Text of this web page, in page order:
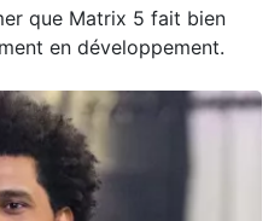
que Matrix 5 fait bien
en développement.